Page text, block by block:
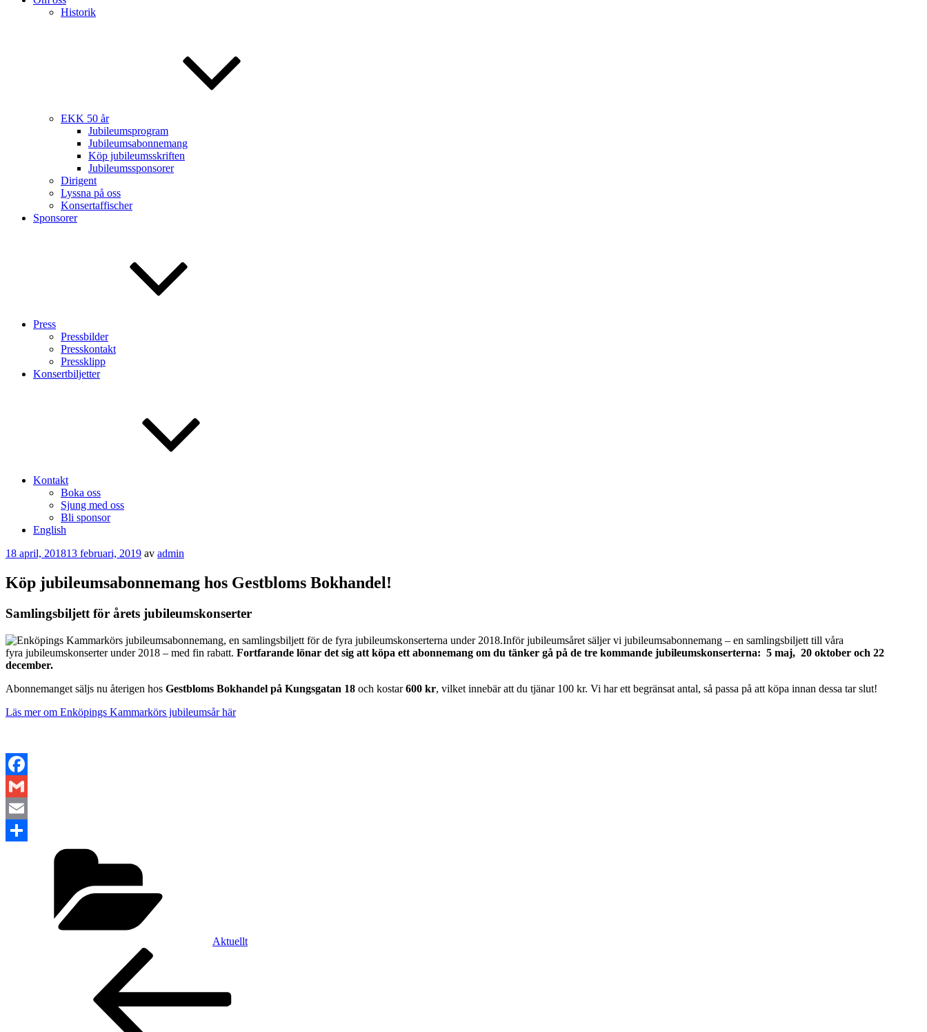
Historik
EKK 50 år
Jubileumsprogram
Jubileumsabonnemang
Köp jubileumsskriften
Jubileumssponsorer
Dirigent
Lyssna på oss
Konsertaffischer
Sponsorer
Press
Pressbilder
Presskontakt
Pressklipp
Konsertbiljetter
Kontakt
Boka oss
Sjung med oss
Bli sponsor
English
Publicerat
18 april, 201813 februari, 2019 av admin
Köp jubileumsabonnemang hos Gestbloms Bokhandel!
Samlingsbiljett för årets jubileumskonserter
Inför jubileumsåret säljer vi jubileumsabonnemang – en samlingsbiljett till våra
fyra jubileumskonserter under 2018 – med fin rabatt. Fortfarande lönar det sig att köpa ett abonnemang om du tänker gå på de tre kommande jubileumskonserterna: 5 maj, 20 oktober och 22
december.
Abonnemanget säljs nu återigen hos Gestbloms Bokhandel på Kungsgatan 18 och kostar600 kr, vilket innebär att du tjänar 100 kr. Vi har ett begränsat antal, så passa på att köpa innan dessa tar slut!
Läs mer om Enköpings Kammarkörs jubileumsår här
Facebook
Gmail
Email
Aktuellt
Inläggsnavigering